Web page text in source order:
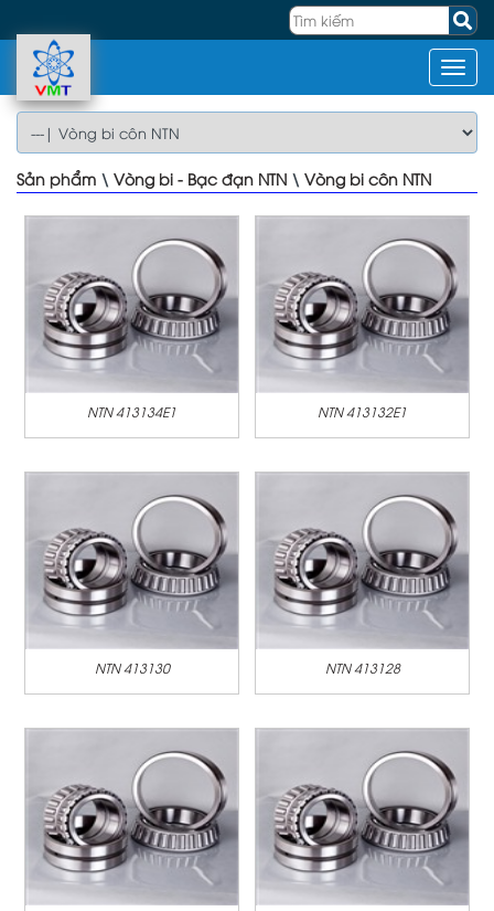
Sản phẩm \ Vòng bi - Bạc đạn NTN \ Vòng bi côn NTN
NTN 413134E1 NTN 413132E1
NTN 413130 NTN 413128